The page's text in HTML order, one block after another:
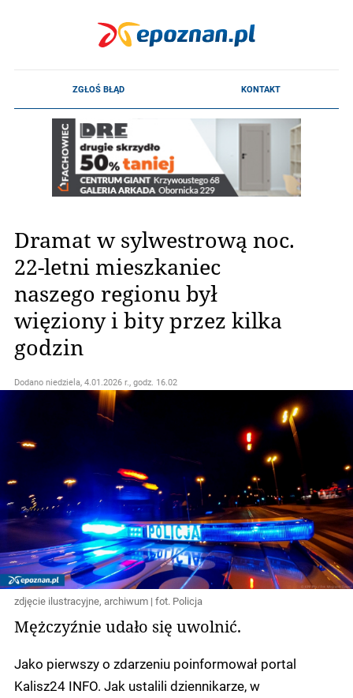
Dramat w sylwestrową noc.
22-letni mieszkaniec
naszego regionu był
więziony i bity przez kilka
godzin
Dodano niedziela, 4.01.2026 r., godz. 16.02
zdjęcie ilustracyjne, archiwum | fot. Policja
Mężczyźnie udało się uwolnić.
Jako pierwszy o zdarzeniu poinformował portal
Kalisz24 INFO. Jak ustalili dziennikarze, w